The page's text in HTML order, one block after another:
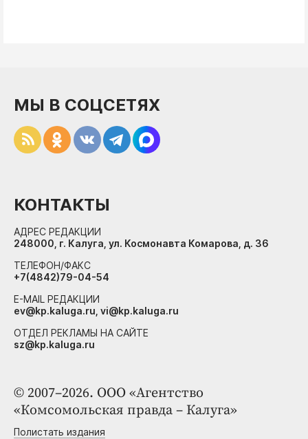
© 2007–2026. ООО «Агентство
«Комсомольская правда – Калуга»
Полистать издания
МЫ В СОЦСЕТЯХ
КОНТАКТЫ
АДРЕС РЕДАКЦИИ
248000, г. Калуга, ул. Космонавта Комарова, д. 36
ТЕЛЕФОН/ФАКС
+7(4842)79-04-54
E-MAIL РЕДАКЦИИ
ev@kp.kaluga.ru, vi@kp.kaluga.ru
ОТДЕЛ РЕКЛАМЫ НА САЙТЕ
sz@kp.kaluga.ru